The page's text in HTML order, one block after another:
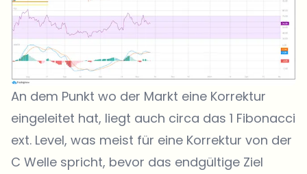
An dem Punkt wo der Markt eine Korrektur
eingeleitet hat, liegt auch circa das 1 Fibonacci
ext. Level, was meist für eine Korrektur von der
C Welle spricht, bevor das endgültige Ziel